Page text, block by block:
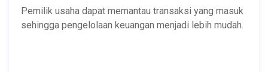
Pemilik usaha dapat memantau transaksi yang masuk
sehingga pengelolaan keuangan menjadi lebih mudah.